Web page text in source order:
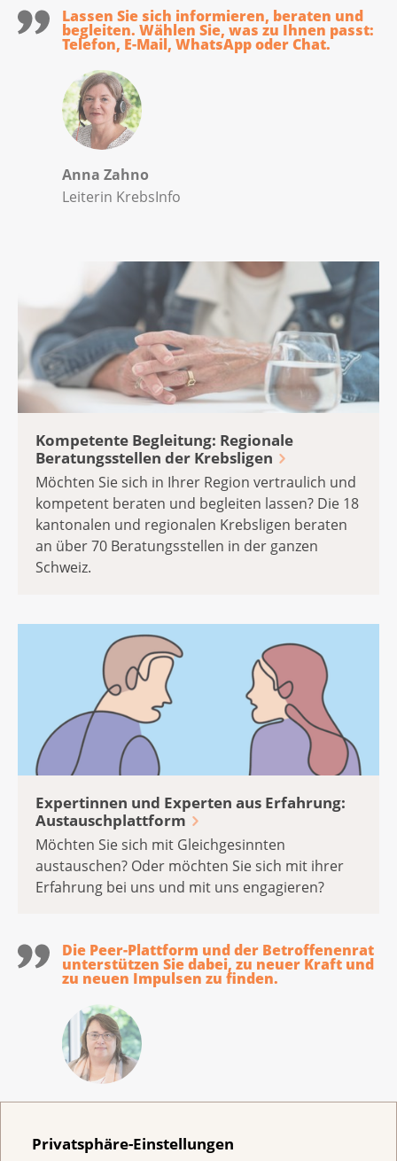
Privatsphäre-Einstellungen
Lassen Sie sich informieren, beraten und
begleiten. Wählen Sie, was zu Ihnen passt:
Telefon, E-Mail, WhatsApp oder Chat.
Anna Zahno
Leiterin KrebsInfo
Kompetente Begleitung: Regionale
Beratungsstellen der Krebsligen
Möchten Sie sich in Ihrer Region vertraulich und
kompetent beraten und begleiten lassen? Die 18
kantonalen und regionalen Krebsligen beraten
an über 70 Beratungsstellen in der ganzen
Schweiz.
Expertinnen und Experten aus Erfahrung:
Austauschplattform
Möchten Sie sich mit Gleichgesinnten
austauschen? Oder möchten Sie sich mit ihrer
Erfahrung bei uns und mit uns engagieren?
Die Peer-Plattform und der Betroffenenrat
unterstützen Sie dabei, zu neuer Kraft und
zu neuen Impulsen zu finden.
Erika Gardi
Betroffenenrat